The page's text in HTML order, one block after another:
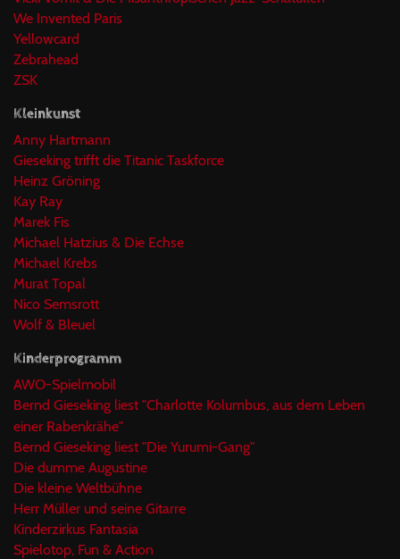
We Invented Paris
Yellowcard
Zebrahead
ZSK
Kleinkunst
Anny Hartmann
Gieseking trifft die Titanic Taskforce
Heinz Gröning
Kay Ray
Marek Fis
Michael Hatzius & Die Echse
Michael Krebs
Murat Topal
Nico Semsrott
Wolf & Bleuel
Kinderprogramm
AWO-Spielmobil
Bernd Gieseking liest "Charlotte Kolumbus, aus dem Leben
einer Rabenkrähe"
Bernd Gieseking liest "Die Yurumi-Gang"
Die dumme Augustine
Die kleine Weltbühne
Herr Müller und seine Gitarre
Kinderzirkus Fantasia
Spielotop, Fun & Action